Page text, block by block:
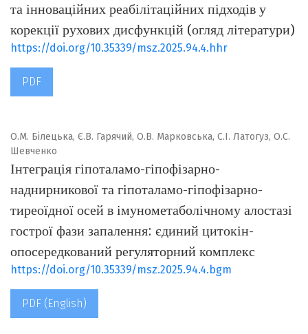
та інноваційних реабілітаційних підходів у
корекції рухових дисфункцій (огляд літератури)
https://doi.org/10.35339/msz.2025.94.4.hhr
PDF
О.М. Білецька, Є.В. Гарячий, О.В. Марковська, С.І. Латогуз, О.С.
Шевченко
Інтеграція гіпоталамо-гіпофізарно-
наднирникової та гіпоталамо-гіпофізарно-
тиреоїдної осей в імунометаболічному алостазі
гострої фази запалення: єдиний цитокін-
опосередкований регуляторний комплекс
https://doi.org/10.35339/msz.2025.94.4.bgm
PDF (English)